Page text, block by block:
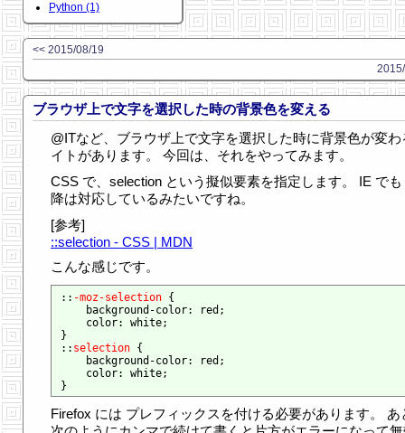
Python (1)
<< 2015/08/19
ブラウザ上で文字を選択した時の背景色を変える
@ITなど、ブラウザ上で文字を選択した時に背景色が変わ
イトがあります。 今回は、それをやってみます。
CSS で、selection という擬似要素を指定します。 IE でも
降は対応しているみたいですね。
[参考]
::selection - CSS | MDN
こんな感じです。
:: -moz-selection {
    background-color: red;
    color: white;
}
:: selection {
    background-color: red;
    color: white;
Firefox には プレフィックスを付ける必要があります。 あ